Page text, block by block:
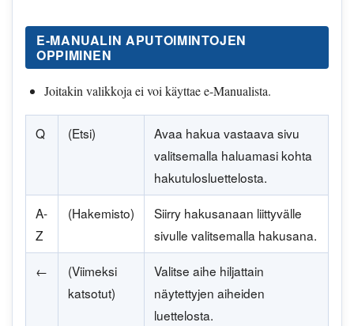
E-MANUALIN APUTOIMINTOJEN
OPPIMINEN
Joitakin valikkoja ei voi käyttae e-Manualista.
Q (Etsi)
Avaa hakua vastaava sivu
valitsemalla haluamasi kohta
hakutulosluettelosta.
A-
Z
(Hakemisto)
Siirry hakusanaan liittyvälle
sivulle valitsemalla hakusana.
←
(Viimeksi
katsotut)
Valitse aihe hiljattain
näytettyjen aiheiden
luettelosta.